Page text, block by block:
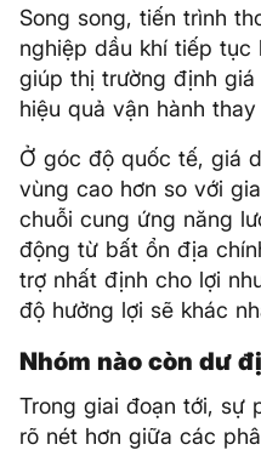
Song song, tiến trình
nghiệp dầu khí tiếp tục
giúp thị trường định
hiệu quả vận hành
Ở góc độ quốc tế, giá
vùng cao hơn so với
chuỗi cung ứng năng
động từ bất ổn địa
trợ nhất định cho lợi
độ hưởng lợi sẽ khác
Nhóm nào còn dư
Trong giai đoạn tới, sự
rõ nét hơn giữa các